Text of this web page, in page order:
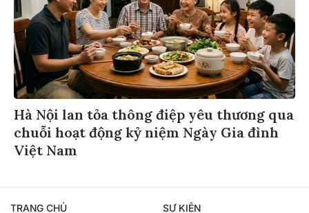
Hà Nội lan tỏa thông điệp yêu thương qua
chuỗi hoạt động kỷ niệm Ngày Gia đình
Việt Nam
TRANG CHỦ SỰ KIỆN